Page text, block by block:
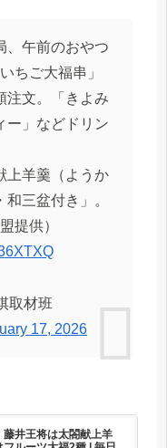
、午前のおやつ
ちご大福串」
注文。「きよみ
ー」などドリン
上羊羹（ようか
三盆付き」。
提供）
取材班
17, 2026
井王将は太閤献上羊